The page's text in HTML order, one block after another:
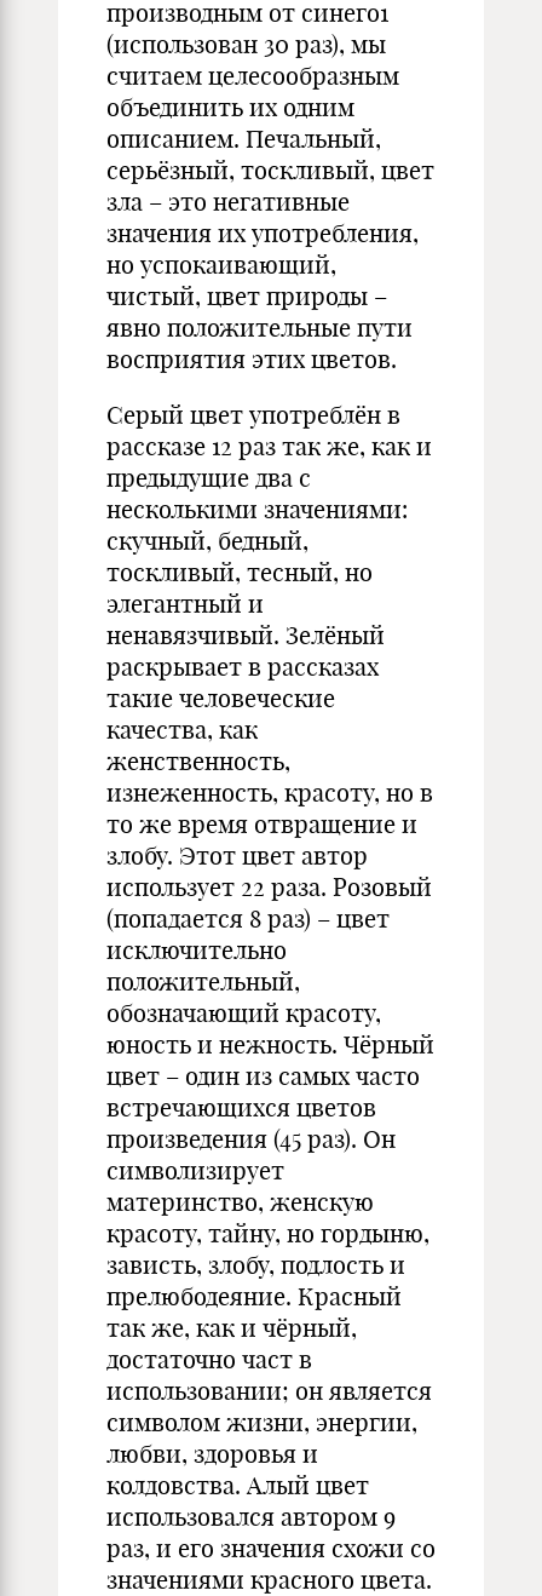
производным от синего1
(использован 30 раз), мы
считаем целесообразным
объединить их одним
описанием. Печальный,
серьёзный, тоскливый, цвет
зла – это негативные
значения их употребления,
но успокаивающий,
чистый, цвет природы –
явно положительные пути
восприятия этих цветов.
Серый цвет употреблён в
рассказе 12 раз так же, как и
предыдущие два с
несколькими значениями:
скучный, бедный,
тоскливый, тесный, но
элегантный и
ненавязчивый. Зелёный
раскрывает в рассказах
такие человеческие
качества, как
женственность,
изнеженность, красоту, но в
то же время отвращение и
злобу. Этот цвет автор
использует 22 раза. Розовый
(попадается 8 раз) – цвет
исключительно
положительный,
обозначающий красоту,
юность и нежность. Чёрный
цвет – один из самых часто
встречающихся цветов
произведения (45 раз). Он
символизирует
материнство, женскую
красоту, тайну, но гордыню,
зависть, злобу, подлость и
прелюбодеяние. Красный
так же, как и чёрный,
достаточно част в
использовании; он является
символом жизни, энергии,
любви, здоровья и
колдовства. Алый цвет
использовался автором 9
раз, и его значения схожи со
значениями красного цвета.